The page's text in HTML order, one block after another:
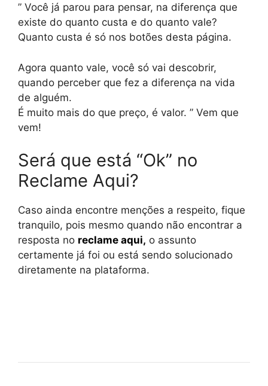
” Você já parou para pensar, na diferença que
existe do quanto custa e do quanto vale?
Quanto custa é só nos botões desta página.
Agora quanto vale, você só vai descobrir,
quando perceber que fez a diferença na vida
de alguém.
É muito mais do que preço, é valor. ” Vem que
vem!
Será que está “Ok” no
Reclame Aqui?
Caso ainda encontre menções a respeito, fique
tranquilo, pois mesmo quando não encontrar a
resposta no reclame aqui, o assunto
certamente já foi ou está sendo solucionado
diretamente na plataforma.